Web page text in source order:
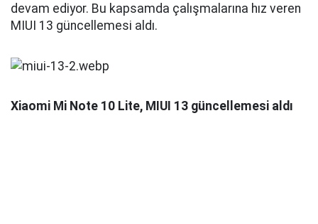
devam ediyor. Bu kapsamda çalışmalarına hız veren
MIUI 13 güncellemesi aldı.
Xiaomi Mi Note 10 Lite, MIUI 13 güncellemesi aldı